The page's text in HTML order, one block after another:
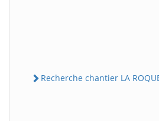
Recherche chantier LA